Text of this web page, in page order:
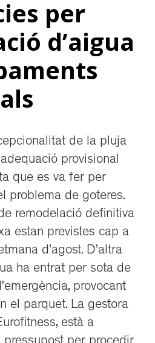
per
d’aigua
de la pluja
provisional
que es va fer per
problema de goteres.
remodelació definitiva
estan previstes cap a
d’agost. D’altra
ha entrat per sota de
provocant
el parquet. La gestora
està a